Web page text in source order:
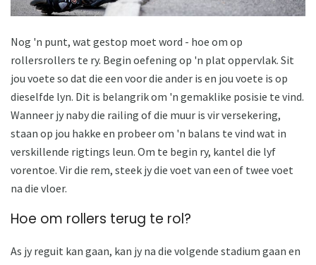
Nog 'n punt, wat gestop moet word - hoe om op
rollersrollers te ry. Begin oefening op 'n plat oppervlak. Sit
jou voete so dat die een voor die ander is en jou voete is op
dieselfde lyn. Dit is belangrik om 'n gemaklike posisie te vind.
Wanneer jy naby die railing of die muur is vir versekering,
staan ​​op jou hakke en probeer om 'n balans te vind wat in
verskillende rigtings leun. Om te begin ry, kantel die lyf
vorentoe. Vir die rem, steek jy die voet van een of twee voet
na die vloer.
Hoe om rollers terug te rol?
As jy reguit kan gaan, kan jy na die volgende stadium gaan en